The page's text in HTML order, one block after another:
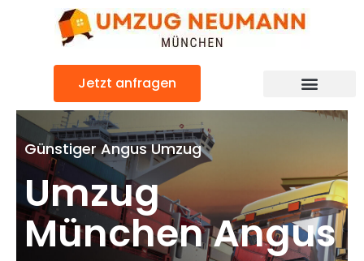
Jetzt anfragen
Günstiger Angus Umzug
Umzug
München Angus